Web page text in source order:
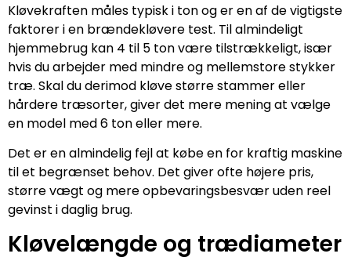
Kløvekraften måles typisk i ton og er en af de vigtigste
faktorer i en brændekløvere test. Til almindeligt
hjemmebrug kan 4 til 5 ton være tilstrækkeligt, især
hvis du arbejder med mindre og mellemstore stykker
træ. Skal du derimod kløve større stammer eller
hårdere træsorter, giver det mere mening at vælge
en model med 6 ton eller mere.
Det er en almindelig fejl at købe en for kraftig maskine
til et begrænset behov. Det giver ofte højere pris,
større vægt og mere opbevaringsbesvær uden reel
gevinst i daglig brug.
Kløvelængde og trædiameter